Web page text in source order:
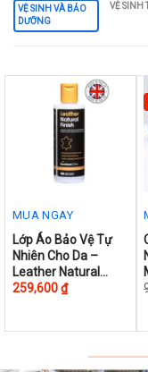
VỆ SINH VÀ BẢO
DƯỠNG
VỆ SINH
MUA NGAY
This
product
has
Lớp Áo Bảo Vệ Tự
Nhiên Cho Da –
Leather Natural
Finish 500ml
259,600₫